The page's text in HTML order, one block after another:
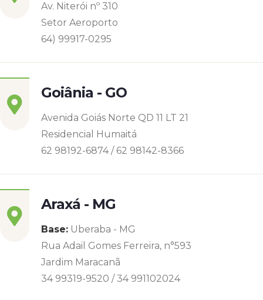
Av. Niterói nº 310
Setor Aeroporto
64) 99917-0295
Goiânia - GO
Avenida Goiás Norte QD 11 LT 21
Residencial Humaitá
62 98192-6874 / 62 98142-8366
Araxá - MG
Base: Uberaba - MG
Rua Adail Gomes Ferreira, n°593
Jardim Maracanã
34 99319-9520 / 34 991102024